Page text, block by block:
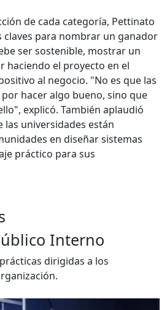
de cada categoría, Pettinato
claves para nombrar un ganador
ser sostenible, mostrar un
haciendo el proyecto en el
al negocio. "No es que las
hacer algo bueno, sino que
explicó. También aplaudió
las universidades están
en diseñar sistemas
práctico para sus
Interno
dirigidas a los